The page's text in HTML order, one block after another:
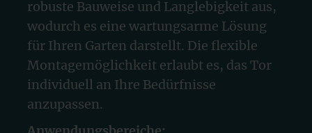
robuste Bauweise und Langlebigkeit aus,
wodurch es eine wartungsarme Lösung
für Ihren Garten darstellt. Die flexible
Montagemöglichkeit erlaubt es, das Tor
individuell an Ihre Bedürfnisse
anzupassen.